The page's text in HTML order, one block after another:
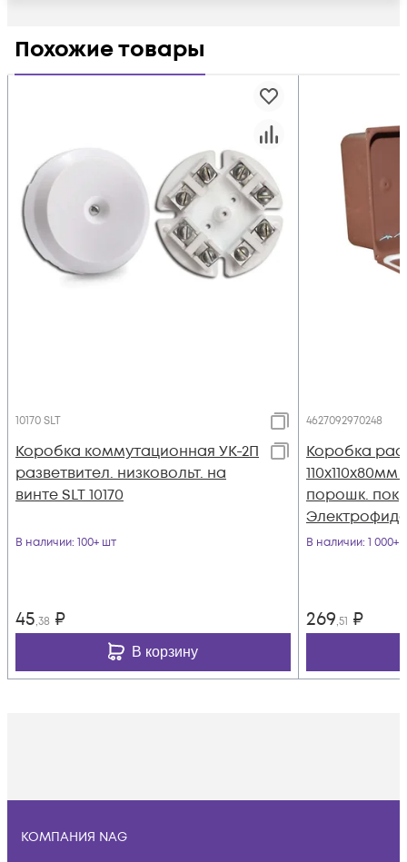
Похожие товары
10170 SLT
Коробка коммутационная УК-2П
разветвител. низковольт. на
винте SLT 10170
В наличии: 100+ шт
45,38 ₽
В корзину
4627092970248
Коробка
110х110х80мм
порошк.
В наличии: 1 000+
269,51 ₽
КОМПАНИЯ NAG